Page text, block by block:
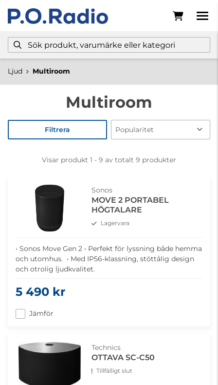
Ljud Multiroom
Multiroom
Filtrera
Visar produkt 1 - 9 av totalt 9 produkter
Sonos
MOVE 2 PORTABEL
HÖGTALARE
Lagervara
• Sonos Move Gen 2 • Perfekt för lyssning både hemma
och utomhus. • Med IP56-klassning, stöttålig design
och otrolig ljudkvalitet.
5 490 kr
Jämför
Technics
OTTAVA SC-C50
Tillfälligt slut